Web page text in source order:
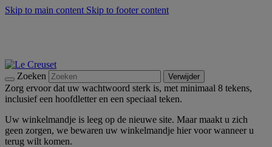
Skip to main content Skip to footer content
Zoeken Verwijder
Zorg ervoor dat uw wachtwoord sterk is, met minimaal 8 tekens,
inclusief een hoofdletter en een speciaal teken.
Uw winkelmandje is leeg op de nieuwe site. Maar maakt u zich
geen zorgen, we bewaren uw winkelmandje hier voor wanneer u
terug wilt komen.